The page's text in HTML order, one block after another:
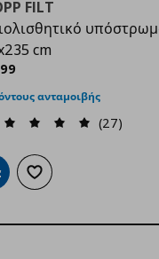
FILT
cm
99 τιμή
ανταμοιβής
(27)
στο καλάθι
Προσθήκη στα